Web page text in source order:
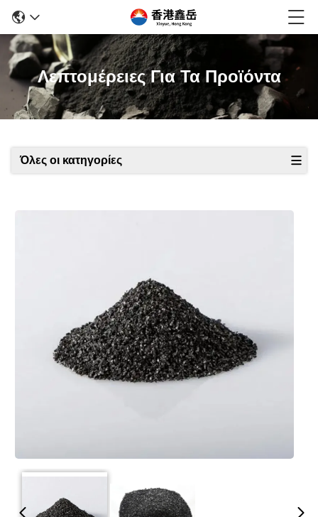
Λεπτομέρειες Για Τα Προϊόντα
Όλες οι κατηγορίες